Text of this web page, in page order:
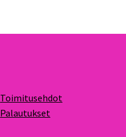
Toimitusehdot
Palautukset